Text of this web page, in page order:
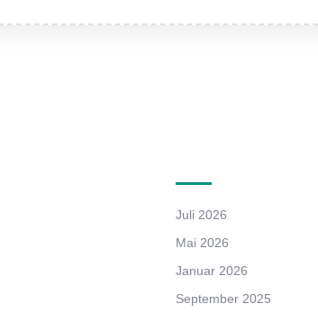
Juli 2026
Mai 2026
Januar 2026
September 2025